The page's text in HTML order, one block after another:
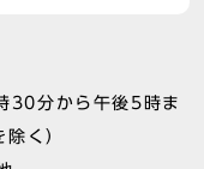
30分から午後5時ま
く）